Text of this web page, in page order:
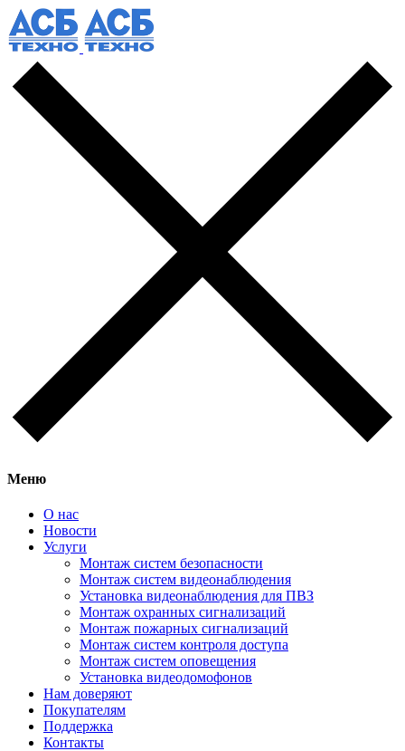
Меню
О нас
Новости
Услуги
Монтаж систем безопасности
Монтаж систем видеонаблюдения
Установка видеонаблюдения для ПВЗ
Монтаж охранных сигнализаций
Монтаж пожарных сигнализаций
Монтаж систем контроля доступа
Монтаж систем оповещения
Установка видеодомофонов
Нам доверяют
Покупателям
Поддержка
Контакты